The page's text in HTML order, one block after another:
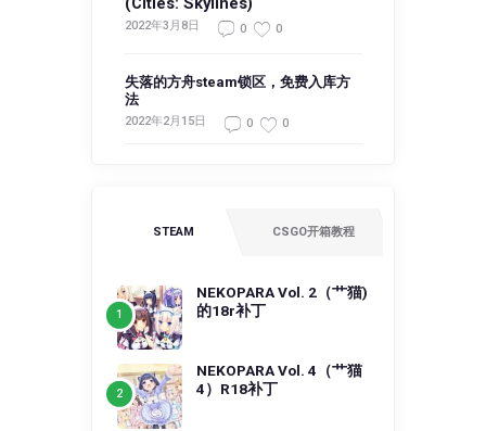
2022年3月8日 0 0
失落的方舟steam锁区，免费入库方
法
2022年2月15日 0 0
STEAM CSGO开箱教程
NEKOPARA Vol. 2（艹猫)
的18r补丁
NEKOPARA Vol. 4（艹猫
4）R18补丁